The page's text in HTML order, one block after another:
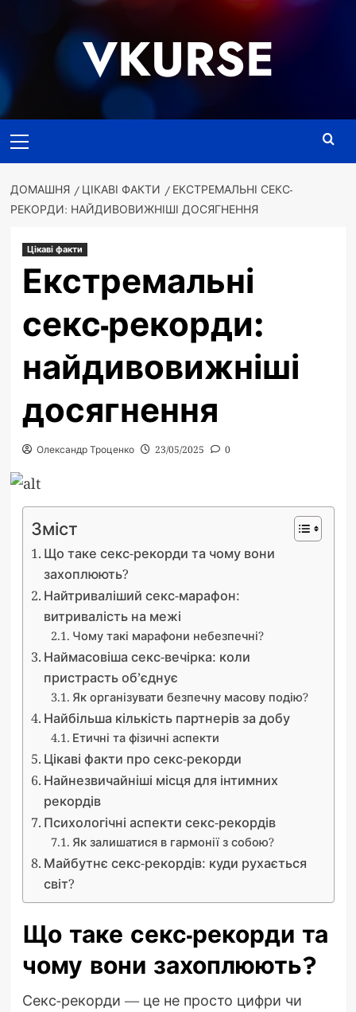
VKURSE
меню
ДОМАШНЯ ЦІКАВІ ФАКТИ
ЕКСТРЕМАЛЬНІ СЕКС-
РЕКОРДИ: НАЙДИВОВИЖНІШІ ДОСЯГНЕННЯ
Цікаві факти
Екстремальні
секс-рекорди:
найдивовижніші
досягнення
Олександр Троценко 23/05/2025 0
Зміст
Що таке секс-рекорди та чому вони
захоплюють?
Найтриваліший секс-марафон:
витривалість на межі
Чому такі марафони небезпечні?
Наймасовіша секс-вечірка: коли
пристрасть об’єднує
Як організувати безпечну масову подію?
Найбільша кількість партнерів за добу
Етичні та фізичні аспекти
Цікаві факти про секс-рекорди
Найнезвичайніші місця для інтимних
рекордів
Психологічні аспекти секс-рекордів
Як залишатися в гармонії з собою?
Майбутнє секс-рекордів: куди рухається
світ?
Що таке секс-рекорди та
чому вони захоплюють?
Секс-рекорди — це не просто цифри чи